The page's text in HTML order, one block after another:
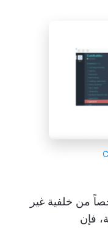
من خلفية غير
فإن